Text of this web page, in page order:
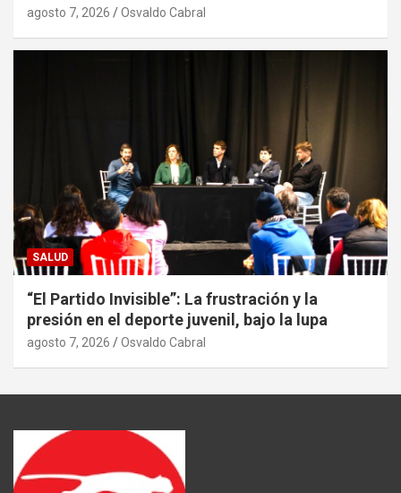
agosto 7, 2026 Osvaldo Cabral
SALUD
“El Partido Invisible”: La frustración y la
presión en el deporte juvenil, bajo la lupa
agosto 7, 2026 Osvaldo Cabral